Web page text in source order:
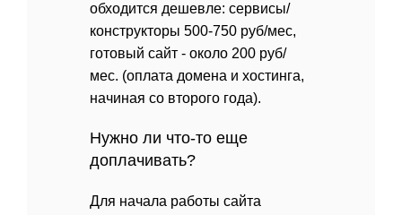
обходится дешевле: сервисы/
конструкторы 500-750 руб/мес,
готовый сайт - около 200 руб/
мес. (оплата домена и хостинга,
начиная со второго года).
Нужно ли что-то еще
доплачивать?
Для начала работы сайта